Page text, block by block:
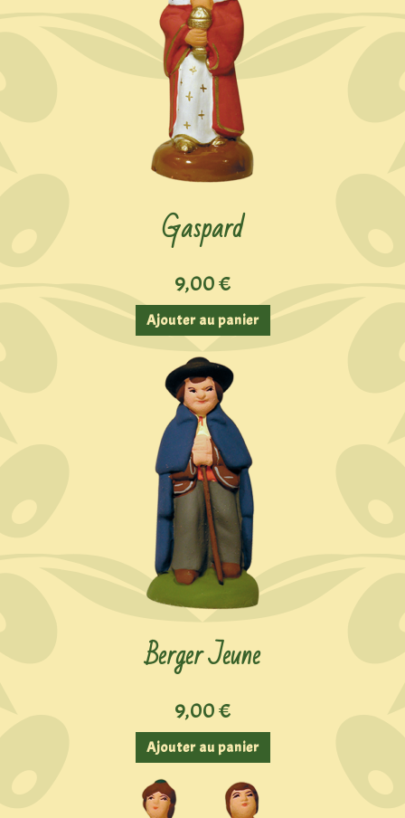
Gaspard
9,00€
Ajouter au panier
Berger Jeune
9,00€
Ajouter au panier